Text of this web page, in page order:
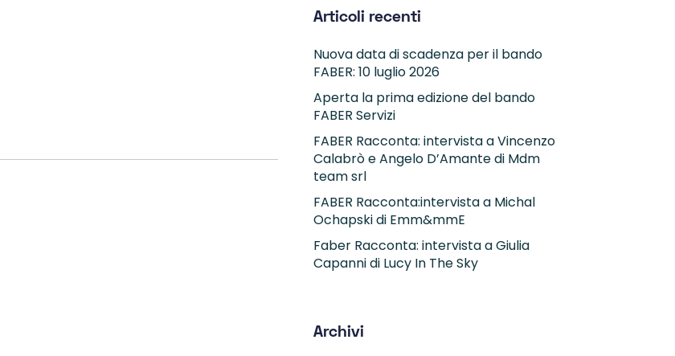
Articoli recenti
Nuova data di scadenza per il bando
FABER: 10 luglio 2026
Aperta la prima edizione del bando
FABER Servizi
FABER Racconta: intervista a Vincenzo
Calabrò e Angelo D’Amante di Mdm
team srl
FABER Racconta:intervista a Michal
Ochapski di Emm&mmE
Faber Racconta: intervista a Giulia
Capanni di Lucy In The Sky
Archivi